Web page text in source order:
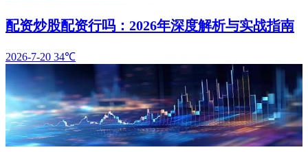
配资炒股配资行吗：2026年深度解析与实战指南
2026-7-20 34℃